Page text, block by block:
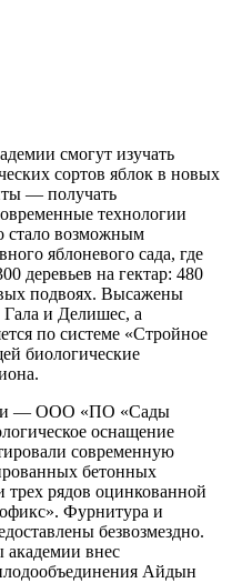
смогут изучать
сортов яблок в новых
— получать
технологии
стало возможным
яблоневого сада, где
деревьев на гектар: 480
подвоях. Высажены
Гала и Делишес, а
по системе «Стройное
биологические
— ООО «ПО «Сады
оснащение
современную
бетонных
трех рядов оцинкованной
Фурнитура и
безвозмездно.
академии внес
Айдын